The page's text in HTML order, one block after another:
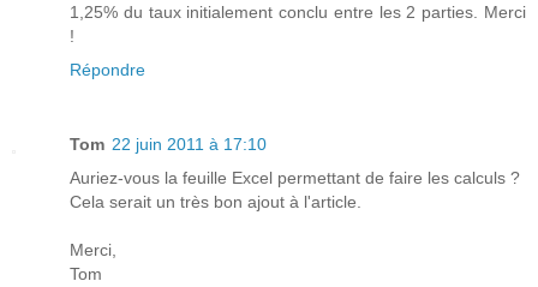
1,25% du taux initialement conclu entre les 2 parties. Merci
!
Répondre
Tom 22 juin 2011 à 17:10
Auriez-vous la feuille Excel permettant de faire les calculs ?
Cela serait un très bon ajout à l'article.
Merci,
Tom